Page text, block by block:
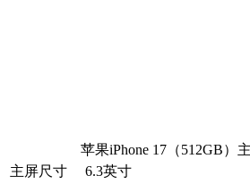
苹果iPhone 17（512GB）
主屏尺寸
6.3英寸